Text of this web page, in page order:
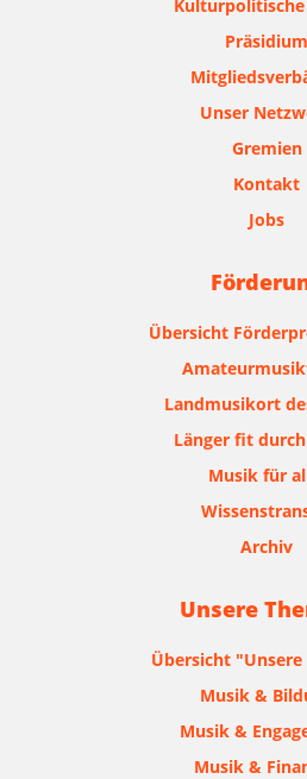
Präsidium
Unser
Gremien
Kontakt
Jobs
Übersicht
Landmusikort
Länger fit
Musik für
Archiv
Unsere
Übersicht "Unsere
Musik &
Musik &
Musik &